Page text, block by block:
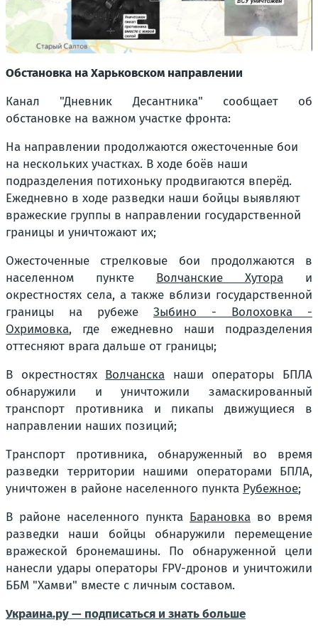
Обстановка на Харьковском направлении
Канал "Дневник Десантника" сообщает об
обстановке на важном участке фронта:
На направлении продолжаются ожесточенные бои
на нескольких участках. В ходе боёв наши
подразделения потихоньку продвигаются вперёд.
Ежедневно в ходе разведки наши бойцы выявляют
вражеские группы в направлении государственной
границы и уничтожают их;
Ожесточенные стрелковые бои продолжаются в
населенном пункте Волчанские Хутора и
окрестностях села, а также вблизи государственной
границы на рубеже Зыбино - Волоховка -
Охримовка, где ежедневно наши подразделения
оттесняют врага дальше от границы;
В окрестностях Волчанска наши операторы БПЛА
обнаружили и уничтожили замаскированный
транспорт противника и пикапы движущиеся в
направлении наших позиций;
Транспорт противника, обнаруженный во время
разведки территории нашими операторами БПЛА,
уничтожен в районе населенного пункта Рубежное;
В районе населенного пункта Барановка во время
разведки наши бойцы обнаружили перемещение
вражеской бронемашины. По обнаруженной цели
нанесли удары операторы FPV-дронов и уничтожили
ББМ "Хамви" вместе с личным составом.
Украина.ру — подписаться и знать больше